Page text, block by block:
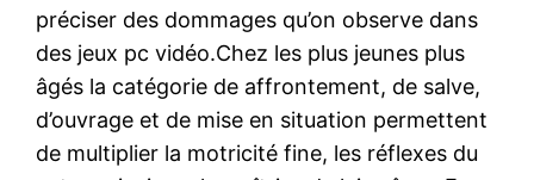
préciser des dommages qu’on observe dans
des jeux pc vidéo.Chez les plus jeunes plus
âgés la catégorie de affrontement, de salve,
d’ouvrage et de mise en situation permettent
de multiplier la motricité fine, les réflexes du